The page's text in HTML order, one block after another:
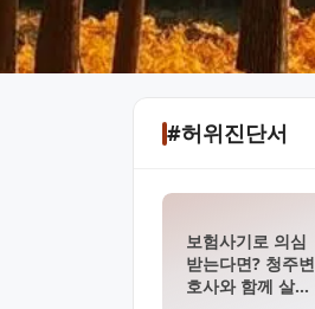
#허위진단서
보험사기로 의심
받는다면? 청주변
호사와 함께 살펴